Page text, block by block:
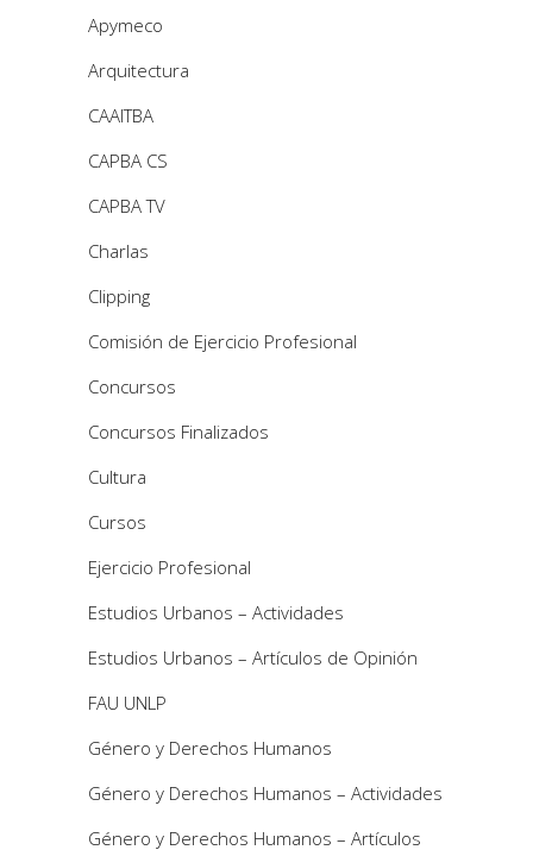
Apymeco
Arquitectura
CAAITBA
CAPBA CS
CAPBA TV
Charlas
Clipping
Comisión de Ejercicio Profesional
Concursos
Concursos Finalizados
Cultura
Cursos
Ejercicio Profesional
Estudios Urbanos – Actividades
Estudios Urbanos – Artículos de Opinión
FAU UNLP
Género y Derechos Humanos
Género y Derechos Humanos – Actividades
Género y Derechos Humanos – Artículos